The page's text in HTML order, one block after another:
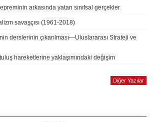
arkasında yatan sınıfsal gerçekler
savaşçısı (1961-2018)
derslerinin çıkarılması—Uluslararası Strateji ve
hareketlerine yaklaşımındaki değişim
Diğer Yazılar